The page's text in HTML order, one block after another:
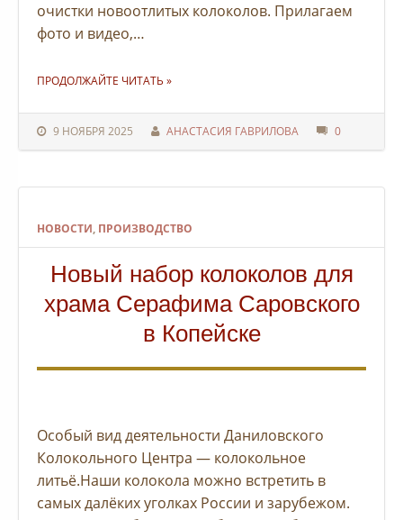
9 НОЯБРЯ 2025 АНАСТАСИЯ ГАВРИЛОВА 0
очистки новоотлитых колоколов. Прилагаем
фото и видео,…
ПРОДОЛЖАЙТЕ ЧИТАТЬ »
НОВОСТИ, ПРОИЗВОДСТВО
Новый набор колоколов для
храма Серафима Саровского
в Копейске
Особый вид деятельности Даниловского
Колокольного Центра — колокольное
литьё.Наши колокола можно встретить в
самых далёких уголках России и зарубежом.